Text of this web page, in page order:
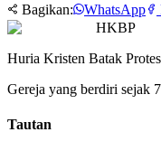
Bagikan: WhatsApp
HKBP
Huria Kristen Batak
Gereja yang berdiri sejak
Tautan